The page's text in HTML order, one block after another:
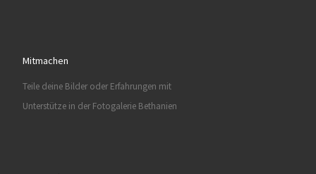
Mitmachen
Teile deine Bilder oder Erfahrungen mit
Unterstütze in der Fotogalerie Bethanien